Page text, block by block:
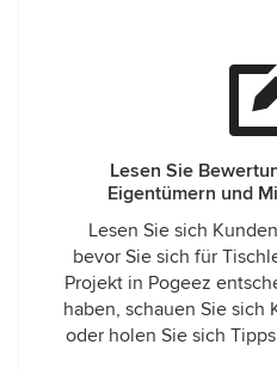
Lesen Sie
Eigentümern und
Lesen Sie sich
bevor Sie sich für
Projekt in Pogeez
haben, schauen Sie sich
oder holen Sie sich